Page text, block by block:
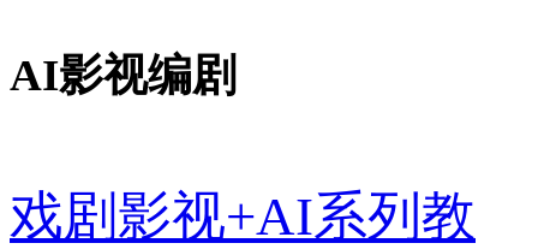
AI影视编剧
戏剧影视+AI系列教